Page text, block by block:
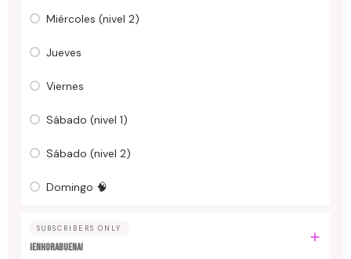
Miércoles (nivel 2)
Jueves
Viernes
Sábado (nivel 1)
Sábado (nivel 2)
Domingo 🧠
SUBSCRIBERS ONLY
¡Enhorabuena!